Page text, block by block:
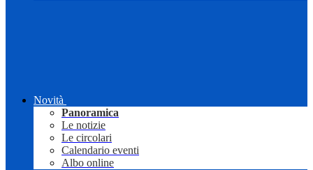
Novità
Panoramica
Le notizie
Le circolari
Calendario eventi
Albo online